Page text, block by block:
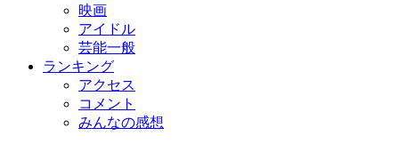
映画
アイドル
芸能一般
ランキング
アクセス
コメント
みんなの感想